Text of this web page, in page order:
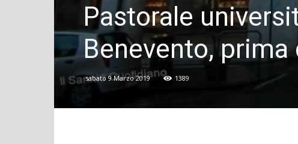
Pastorale
Benevento,
sabato 9 Marzo 2019 1389